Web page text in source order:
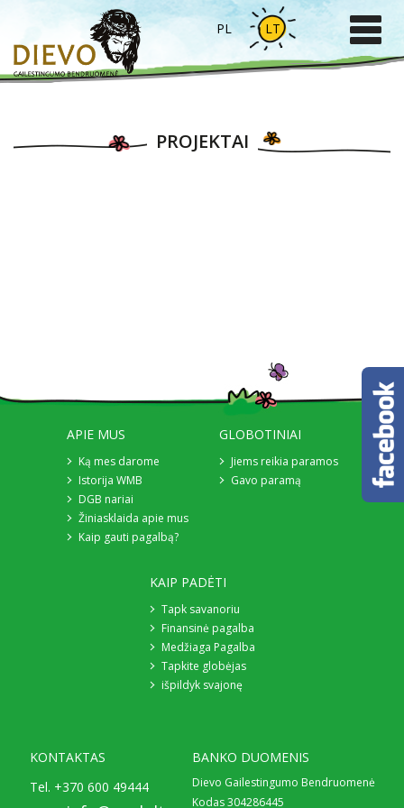
PL LT
PROJEKTAI
APIE MUS
Ką mes darome
Istorija WMB
DGB nariai
Žiniasklaida apie mus
Kaip gauti pagalbą?
GLOBOTINIAI
Jiems reikia paramos
Gavo paramą
KAIP PADĖTI
Tapk savanoriu
Finansinė pagalba
Medžiaga Pagalba
Tapkite globėjas
išpildyk svajonę
KONTAKTAS
Tel. +370 600 49444
BANKO DUOMENIS
Dievo Gailestingumo Bendruomenė
Kodas 304286445